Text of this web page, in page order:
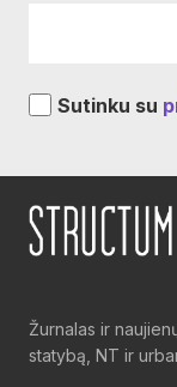
Sutinku su
Žurnalas ir
statybą, NT ir